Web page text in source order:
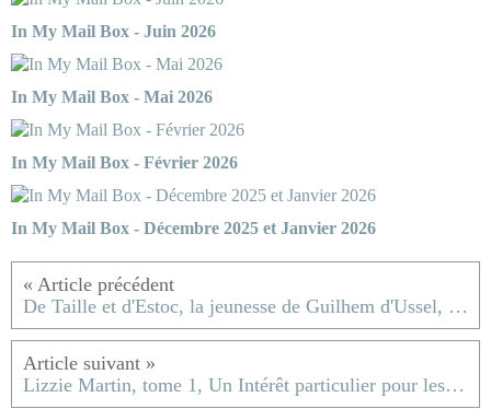
In My Mail Box - Juin 2026
In My Mail Box - Mai 2026
In My Mail Box - Février 2026
In My Mail Box - Décembre 2025 et Janvier 2026
De Taille et d'Estoc, la jeunesse de Guilhem d'Ussel, chevalier troubadour ; Jean d'Aillon
Lizzie Martin, tome 1, Un Intérêt particulier pour les Morts ; Ann Granger